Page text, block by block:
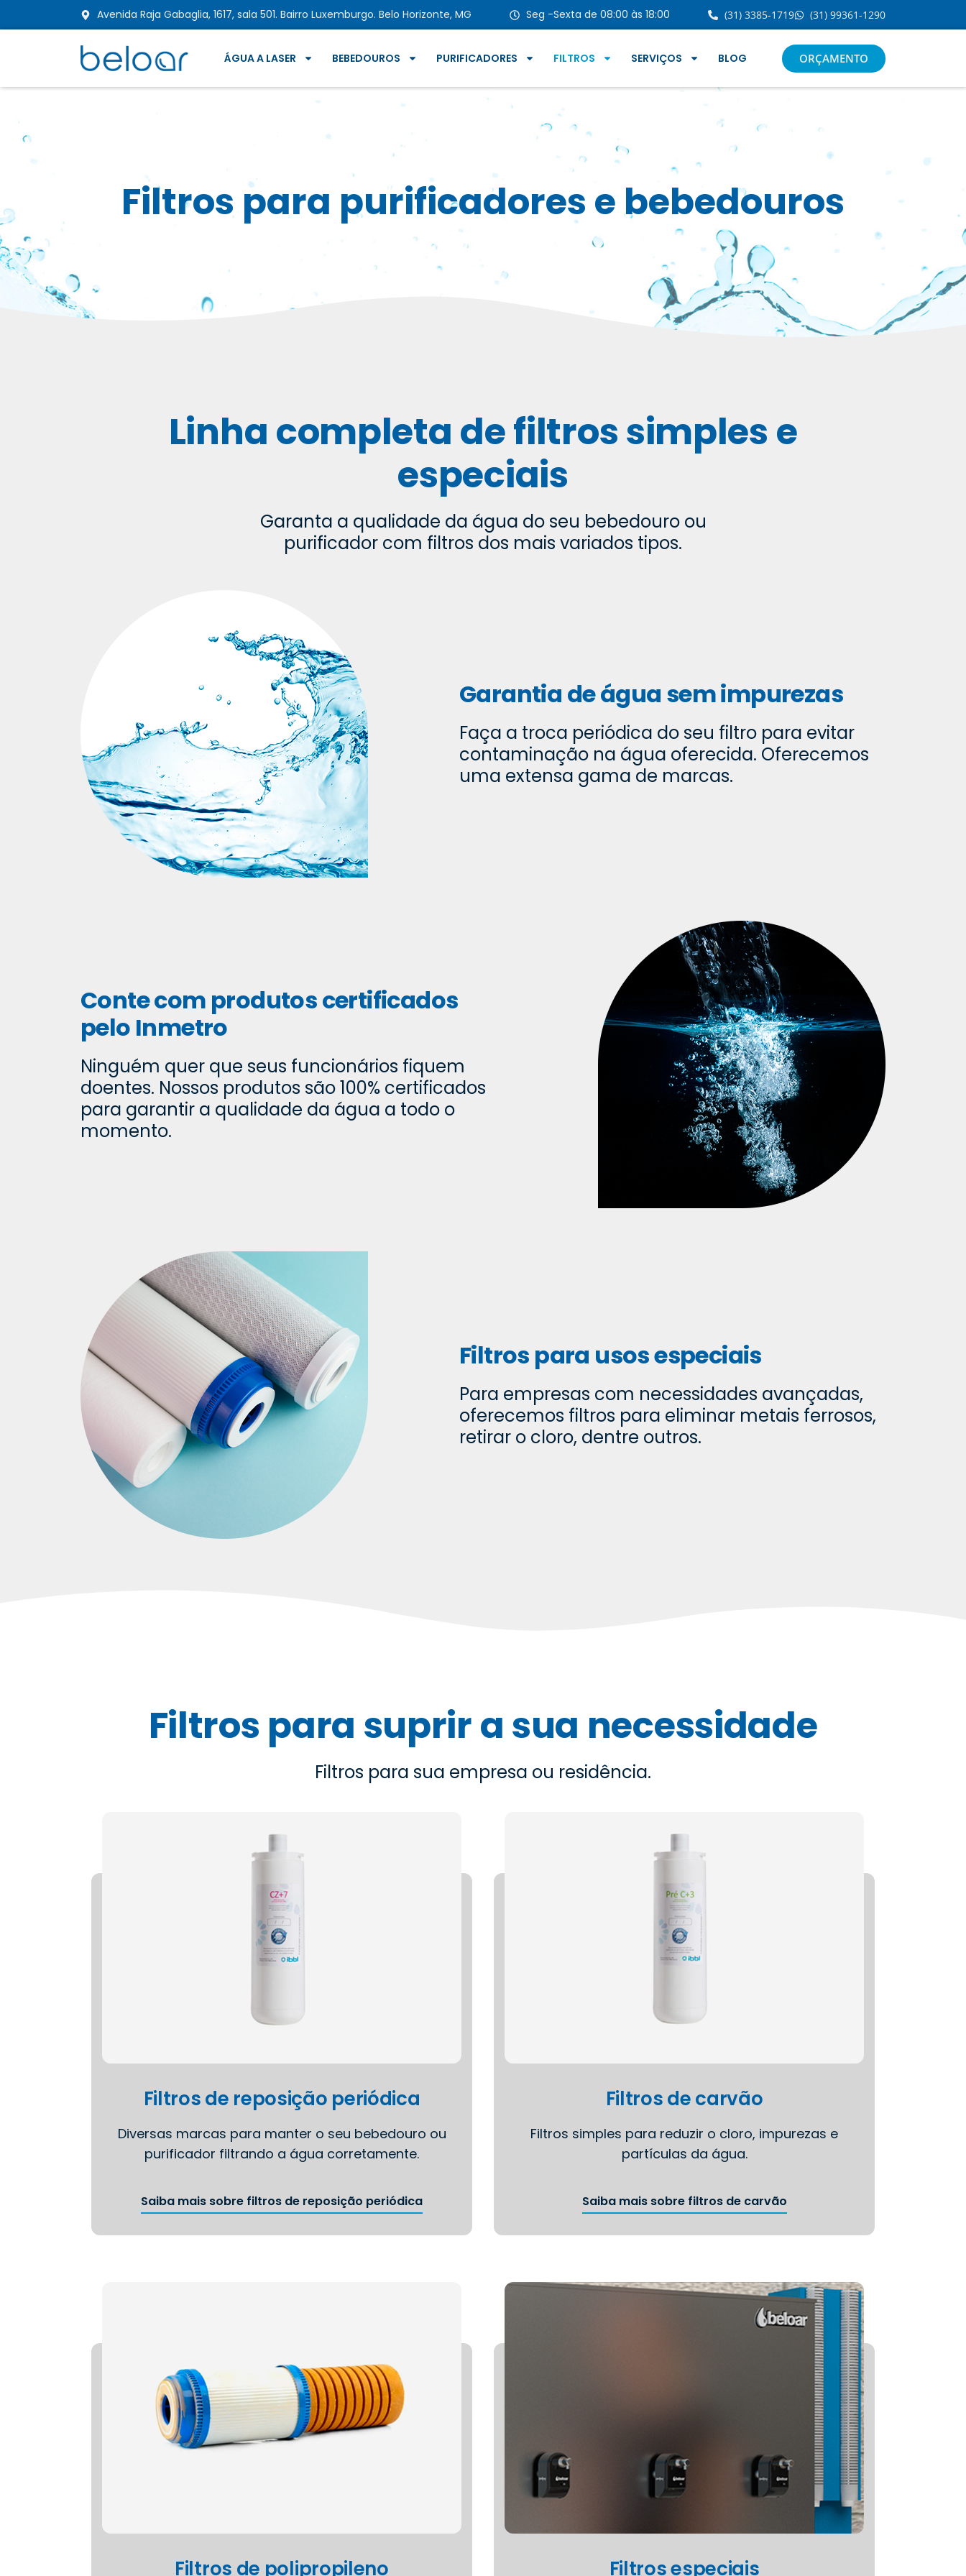
Avenida Raja Gabaglia, 1617, sala 501. Bairro Luxemburgo. Belo Horizonte, MG Seg -Sexta de 08:00 às 18:00 (31) 3385-1719 (31) 99361-1290
ÁGUA A LASER BEBEDOUROS PURIFICADORES FILTROS SERVIÇOS BLOG ORÇAMENTO
Filtros para purificadores e bebedouros
Linha completa de filtros simples e
especiais
Garanta a qualidade da água do seu bebedouro ou
purificador com filtros dos mais variados tipos.
Garantia de água sem impurezas
Faça a troca periódica do seu filtro para evitar
contaminação na água oferecida. Oferecemos
uma extensa gama de marcas.
Conte com produtos certificados
pelo Inmetro
Ninguém quer que seus funcionários fiquem
doentes. Nossos produtos são 100% certificados
para garantir a qualidade da água a todo o
momento.
Filtros para usos especiais
Para empresas com necessidades avançadas,
oferecemos filtros para eliminar metais ferrosos,
retirar o cloro, dentre outros.
Filtros para suprir a sua necessidade
Filtros para sua empresa ou residência.
Filtros de reposição periódica
Diversas marcas para manter o seu bebedouro ou
purificador filtrando a água corretamente.
Saiba mais sobre filtros de reposição periódica
Filtros de carvão
Filtros simples para reduzir o cloro, impurezas e
partículas da água.
Saiba mais sobre filtros de carvão
Filtros de polipropileno Filtros especiais